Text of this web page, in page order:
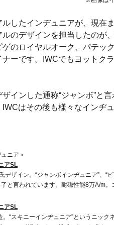
ルしたインヂュニアが、現在
のデザインを担当したのが
ゲのロイヤルオーク、パテッ
ナーです。IWCでもヨットク
ザインした通称“ジャンボ”と
IWCはその後も様々なインヂ
ニア＞
アSL
デザイン。“ジャンボインヂュニア”、
と言われています。耐磁性能8万A/m。
アSL
“スキニーインヂュニア”というニッ